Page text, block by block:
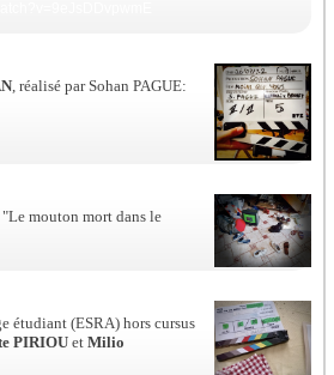
, réalisé par Sohan PAGUE:
mouton mort dans le
étudiant (ESRA) hors cursus
PIRIOUet Milio